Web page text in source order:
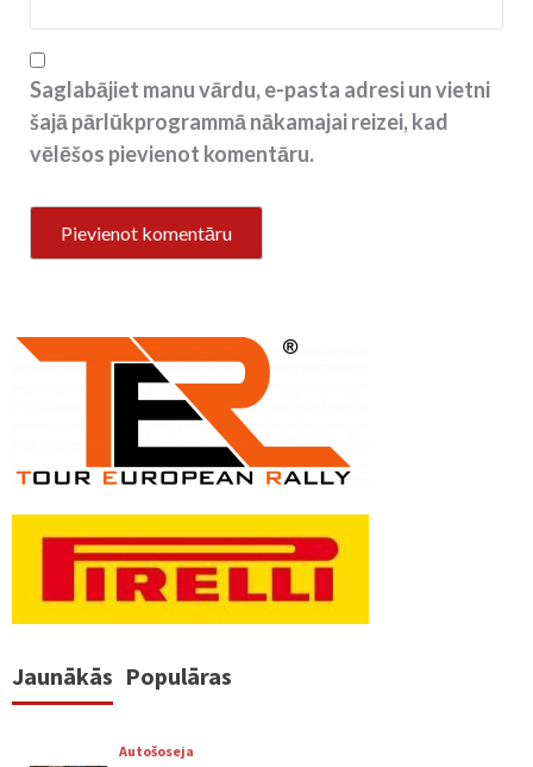
Saglabājiet manu vārdu, e-pasta adresi un vietni
šajā pārlūkprogrammā nākamajai reizei, kad
vēlēšos pievienot komentāru.
Jaunākās Populāras
Autošoseja